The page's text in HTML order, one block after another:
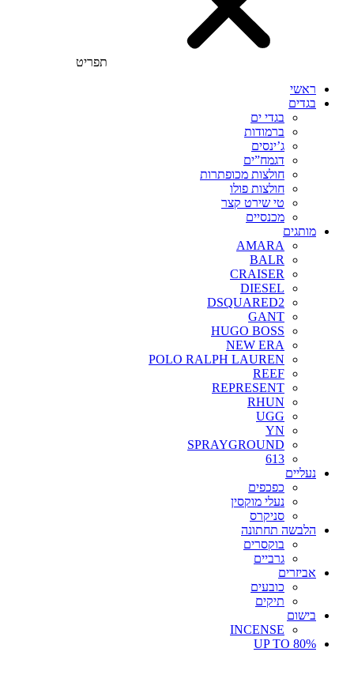
תפריט
ראשי
בגדים
בגדי ים
ברמודות
ג’ינסים
דגמח”ים
חולצות מכופתרות
חולצות פולו
טי שירט קצר
מכנסיים
מותגים
AMARA
BALR
CRAISER
DIESEL
DSQUARED2
GANT
HUGO BOSS
NEW ERA
POLO RALPH LAUREN
REEF
REPRESENT
RHUN
UGG
YN
SPRAYGROUND
613
נעליים
כפכפים
נעלי מוקסין
סניקרס
הלבשה תחתונה
בוקסרים
גרביים
אביזרים
כובעים
תיקים
בישום
INCENSE
UP TO 80%